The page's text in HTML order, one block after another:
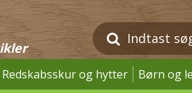
Redskabsskur og hytter Børn og